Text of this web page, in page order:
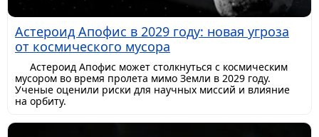
Астероид Апофис в 2029 году: новая угроза
от космического мусора
Астероид Апофис может столкнуться с космическим
мусором во время пролета мимо Земли в 2029 году.
Ученые оценили риски для научных миссий и влияние
на орбиту.